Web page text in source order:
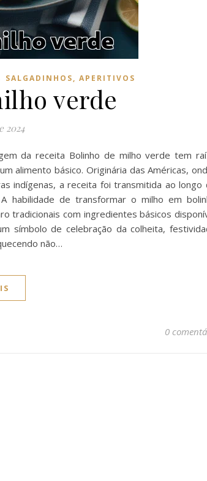
SALGADINHOS, APERITIVOS
verde
2024
da receita Bolinho de milho verde tem
alimento básico. Originária das Américas,
indígenas, a receita foi transmitida ao longo
habilidade de transformar o milho em
tradicionais com ingredientes básicos
símbolo de celebração da colheita,
não…
0